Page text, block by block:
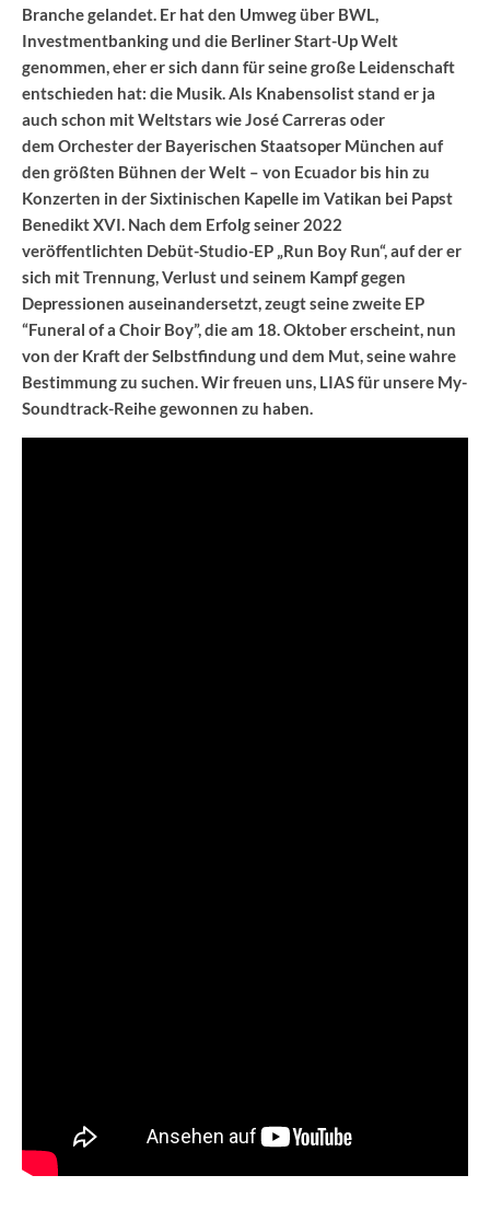
Branche gelandet. Er hat den Umweg über BWL,
Investmentbanking und die Berliner Start-Up Welt
genommen, eher er sich dann für seine große Leidenschaft
entschieden hat: die Musik. Als Knabensolist stand er ja
auch schon mit Weltstars wie José Carreras oder
dem Orchester der Bayerischen Staatsoper München auf
den größten Bühnen der Welt – von Ecuador bis hin zu
Konzerten in der Sixtinischen Kapelle im Vatikan bei Papst
Benedikt XVI. Nach dem Erfolg seiner 2022
veröffentlichten Debüt-Studio-EP „Run Boy Run“, auf der er
sich mit Trennung, Verlust und seinem Kampf gegen
Depressionen auseinandersetzt, zeugt seine zweite EP
“Funeral of a Choir Boy”, die am 18. Oktober erscheint, nun
von der Kraft der Selbstfindung und dem Mut, seine wahre
Bestimmung zu suchen. Wir freuen uns, LIAS für unsere My-
Soundtrack-Reihe gewonnen zu haben.